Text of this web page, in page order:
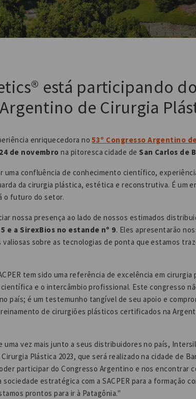
está participando
de Cirurgia
enriquecedora no53º Congresso Argentino
de novembro na pitoresca cidade de San Carlos de
uma confluência de conhecimento científico,
da cirurgia plástica, estética e reconstrutiva. É um
o futuro do setor.
nossa presença ao lado de nossos estimados
e a SirexBios no estande nº 9. Eles apresentarão
sobre as tecnologias de ponta que estamos
tem sido uma referência de excelência em
e o intercâmbio profissional. Este congresso
país; é um testemunho tangível de seu apoio e
de cirurgiões plásticos certificados na
uma vez mais junto a seus distribuidores no país,
Plástica 2023, que será realizado na cidade de
participar do Congresso Argentino e nos encontrar
estratégica com a SACPER para a formação
prontos para ir à Patagônia."